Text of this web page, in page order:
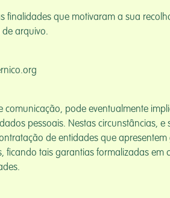
que motivaram a sua
arquivo.
pode eventualmente
pessoais. Nestas circunstâncias, e
de entidades que
tais garantias formalizadas em